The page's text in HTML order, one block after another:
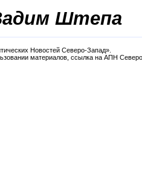
Штепа
Новостей Северо-Запад».
материалов, ссылка на АПН